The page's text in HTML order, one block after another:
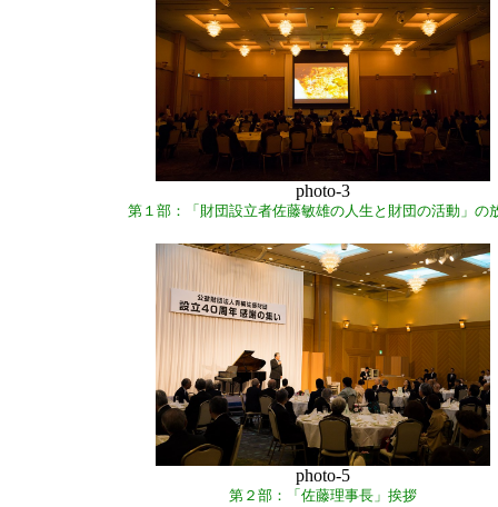
photo-3
第１部：「財団設立者佐藤敏雄の人生と財団の活動」の
photo-5
第２部：「佐藤理事長」挨拶